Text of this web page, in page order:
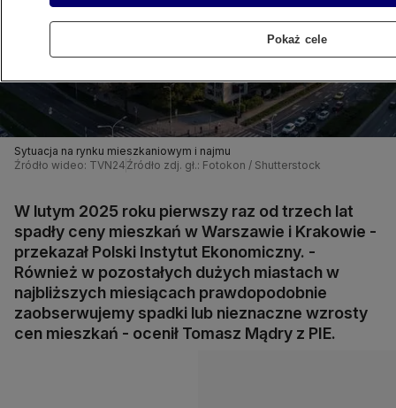
Sytuacja na rynku mieszkaniowym i najmu
Źródło wideo: TVN24 Źródło zdj. gł.: Fotokon / Shutterstock
W lutym 2025 roku pierwszy raz od trzech lat
spadły ceny mieszkań w Warszawie i Krakowie -
przekazał Polski Instytut Ekonomiczny. -
Również w pozostałych dużych miastach w
najbliższych miesiącach prawdopodobnie
zaobserwujemy spadki lub nieznaczne wzrosty
cen mieszkań - ocenił Tomasz Mądry z PIE.
Pokaż cele